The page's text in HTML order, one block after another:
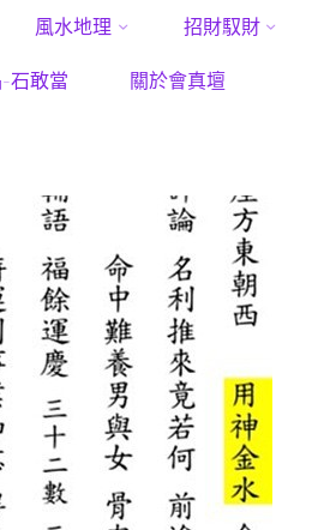
風水地理 招財馭財
石敢當 關於會真壇
名 S__25870358